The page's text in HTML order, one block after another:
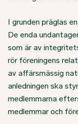
I grunden präglas
De enda
som är av
rör föreningens
av affärsmässig
anledningen ska
medlemmarna
medlemmar och